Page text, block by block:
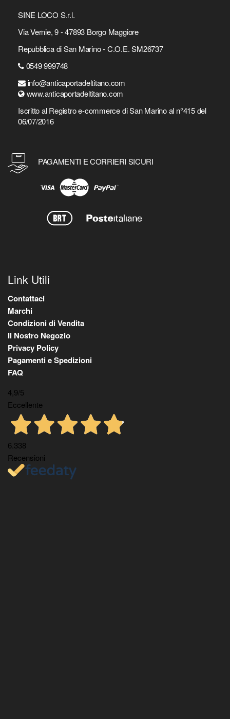
SINE LOCO S.r.l.
Via Vernie, 9 - 47893 Borgo Maggiore
Repubblica di San Marino - C.O.E. SM26737
0549 999748
info@anticaportadeltitano.com
www.anticaportadeltitano.com
Iscritto al Registro e-commerce di San Marino al n°415 del
06/07/2016
PAGAMENTI E CORRIERI SICURI
Link Utili
Contattaci
Marchi
Condizioni di Vendita
Il Nostro Negozio
Privacy Policy
Pagamenti e Spedizioni
FAQ
4,9/5
Eccellente
6.338
Recensioni